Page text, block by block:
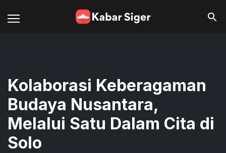
Kolaborasi Keberagaman
Budaya Nusantara,
Melalui Satu Dalam Cita di
Solo